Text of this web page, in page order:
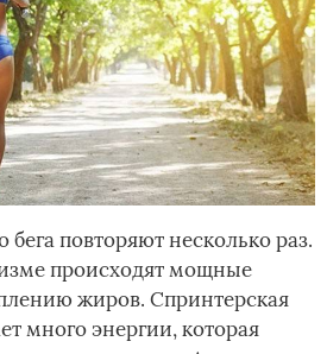
повторяют несколько раз.
происходят мощные
жиров. Спринтерская
много энергии, которая